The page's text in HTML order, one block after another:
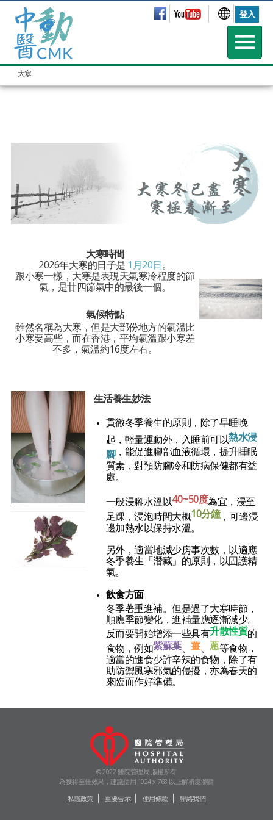
登入
大寒
大寒時間
2026年大寒的日子是 1月20日。
跟小寒一樣，大寒是表現天氣寒冷程度的節
氣，是廿四節氣中的最後一個。
氣候特點
雖然名稱為大寒，但是大部份地方的氣溫比
小寒要高些，而在香港，平均氣溫跟小寒差
不多，氣溫約16度左右。
生活養生妙法
貫徹冬季養生的原則，除了早睡晚
起，輕量運動外，入睡前可以熱水浸
腳，能促進腳部血液循環，提升睡眠
質素，對預防腳冷和防病保健都有益
處。
一般浸腳水溫以40~50度為宜，浸至
足踝，浸泡時間大概10分鐘，可邊浸
邊加熱水以保持水溫。
另外，適當地減少房事次數，以適應
冬季養生「潛藏」的原則，以固護精
氣。
飲食方面
冬季著重進補。但是過了大寒時節，
順應季節變化，進補量應逐漸減少。
反而要開始增添一些具有升散性質的
食物，例如紫蘇葉、薑、蔥等食物，
適當的進食少許辛辣的食物，除了有
助防禦風寒邪氣的侵擾，亦為春天的
來臨而作好準備。
© 2022 醫院管理局 版權所有
為獲得至佳效果，建議使用 1024 x 768 以上解析度瀏覽
私隱政策
重要告示 使用條款 聯絡我們